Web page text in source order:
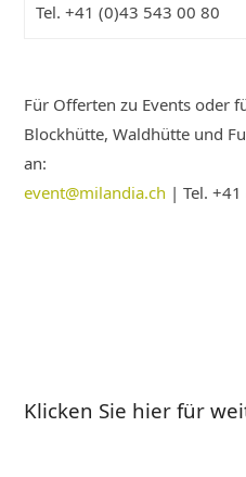
Tel. +41 (0)43 543 00 80
Für Offerten zu Events oder
Blockhütte, Waldhütte und
an:
event@milandia.ch | Tel.
Klicken Sie hier für